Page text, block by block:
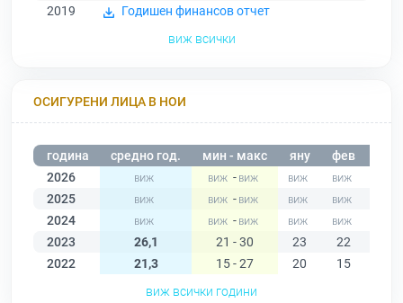
2019
Годишен финансов отчет
виж всички
ОСИГУРЕНИ ЛИЦА В НОИ
година средно год. мин - макс яну фев
2026
-
2025
-
2024
-
2023
26,1 21 - 30 23 22
2022
21,3 15 - 27 20 15
виж всички години